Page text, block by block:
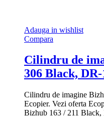
Adauga in wishlist
Compara
Cilindru de
306 Black, DR-
Cilindru de imagine
Ecopier. Vezi oferta
Bizhub 163 / 211 Black,